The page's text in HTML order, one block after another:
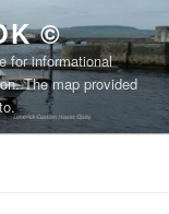
©
for informational
The map provided